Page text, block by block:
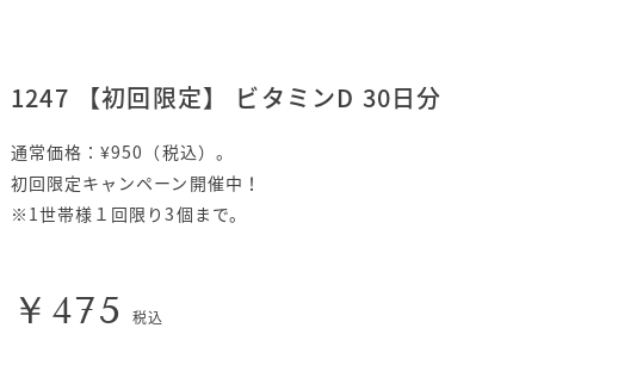
1247 【初回限定】 ビタミンD 30日分
通常価格：¥950（税込）。
初回限定キャンペーン開催中！
※1世帯様１回限り3個まで。
￥475 税込